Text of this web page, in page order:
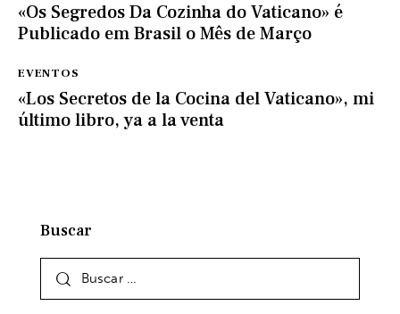
«Os Segredos Da Cozinha do Vaticano» é
Publicado em Brasil o Mês de Março
EVENTOS
«Los Secretos de la Cocina del Vaticano», mi
último libro, ya a la venta
Buscar